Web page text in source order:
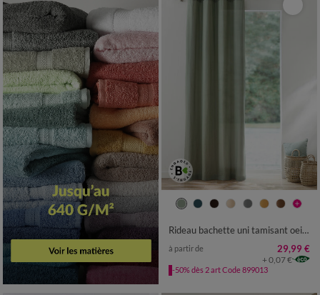
Rideau bachette uni tamisant oeillets
à partir de 29,99 €
+ 0,07 €
-50% dès 2 art Code 899013